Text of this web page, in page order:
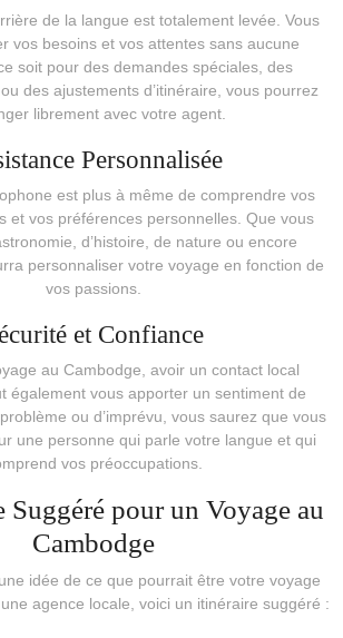
de la langue est totalement levée. Vous
vos besoins et vos attentes sans aucune
soit pour des demandes spéciales, des
des ajustements d’itinéraire, vous pourrez
librement avec votre agent.
Personnalisée
est plus à même de comprendre vos
et vos préférences personnelles. Que vous
d’histoire, de nature ou encore
personnaliser votre voyage en fonction de
vos passions.
et Confiance
au Cambodge, avoir un contact local
également vous apporter un sentiment de
ou d’imprévu, vous saurez que vous
une personne qui parle votre langue et qui
vos préoccupations.
pour un Voyage au
Cambodge
idée de ce que pourrait être votre voyage
agence locale, voici un itinéraire suggéré :